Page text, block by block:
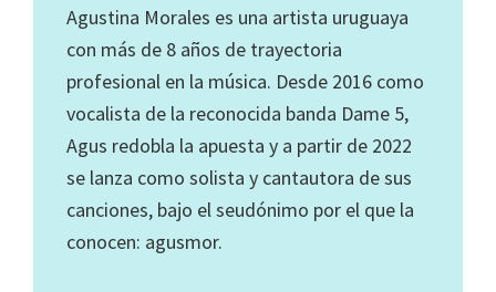
Agustina Morales es una artista uruguaya
con más de 8 años de trayectoria
profesional en la música. Desde 2016 como
vocalista de la reconocida banda Dame 5,
Agus redobla la apuesta y a partir de 2022
se lanza como solista y cantautora de sus
canciones, bajo el seudónimo por el que la
conocen: agusmor.